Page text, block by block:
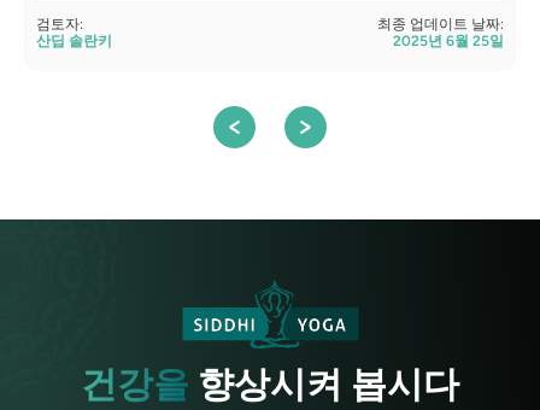
검토자:
산딥 솔란키
최종 업데이트 날짜:
2025년 6월 25일
건강을 향상시켜 봅시다